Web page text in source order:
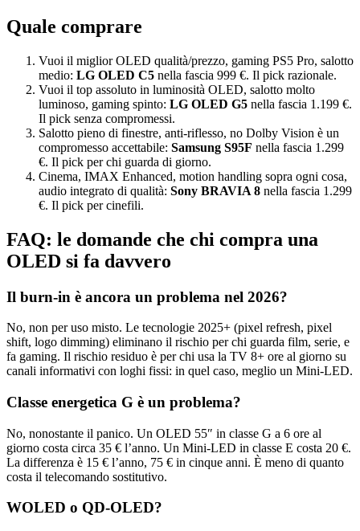
Quale comprare
Vuoi il miglior OLED qualità/prezzo, gaming PS5 Pro, salotto
medio: LG OLED C5 nella fascia 999 €. Il pick razionale.
Vuoi il top assoluto in luminosità OLED, salotto molto
luminoso, gaming spinto: LG OLED G5 nella fascia 1.199 €.
Il pick senza compromessi.
Salotto pieno di finestre, anti-riflesso, no Dolby Vision è un
compromesso accettabile: Samsung S95F nella fascia 1.299
€. Il pick per chi guarda di giorno.
Cinema, IMAX Enhanced, motion handling sopra ogni cosa,
audio integrato di qualità: Sony BRAVIA 8 nella fascia 1.299
€. Il pick per cinefili.
FAQ: le domande che chi compra una
OLED si fa davvero
Il burn-in è ancora un problema nel 2026?
No, non per uso misto. Le tecnologie 2025+ (pixel refresh, pixel
shift, logo dimming) eliminano il rischio per chi guarda film, serie, e
fa gaming. Il rischio residuo è per chi usa la TV 8+ ore al giorno su
canali informativi con loghi fissi: in quel caso, meglio un Mini-LED.
Classe energetica G è un problema?
No, nonostante il panico. Un OLED 55″ in classe G a 6 ore al
giorno costa circa 35 € l’anno. Un Mini-LED in classe E costa 20 €.
La differenza è 15 € l’anno, 75 € in cinque anni. È meno di quanto
costa il telecomando sostitutivo.
WOLED o QD-OLED?